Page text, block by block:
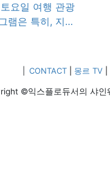
요일 여행 관광
램은 특히, 지난
CONTACT 몽르 TV
©익스플로듀서의 샤인